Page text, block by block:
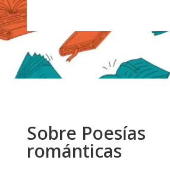
Sobre Poesías
románticas